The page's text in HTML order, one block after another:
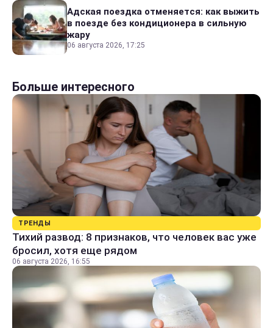
Адская поездка отменяется: как выжить
в поезде без кондиционера в сильную
жару
06 августа 2026, 17:25
Больше интересного
ТРЕНДЫ
Тихий развод: 8 признаков, что человек вас уже
бросил, хотя еще рядом
06 августа 2026, 16:55